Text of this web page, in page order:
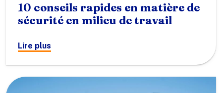
10 conseils rapides en matière de
sécurité en milieu de travail
Lire plus